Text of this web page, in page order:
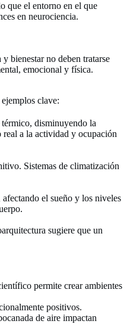
que el entorno en el que
en neurociencia.
bienestar no deben tratarse
emocional y física.
clave:
disminuyendo la
real a la actividad y ocupación
Sistemas de climatización
el sueño y los niveles
sugiere que un
permite crear ambientes
positivos.
de aire impactan